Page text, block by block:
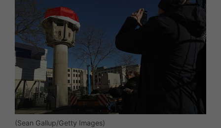
(Sean Gallup/Getty Images)